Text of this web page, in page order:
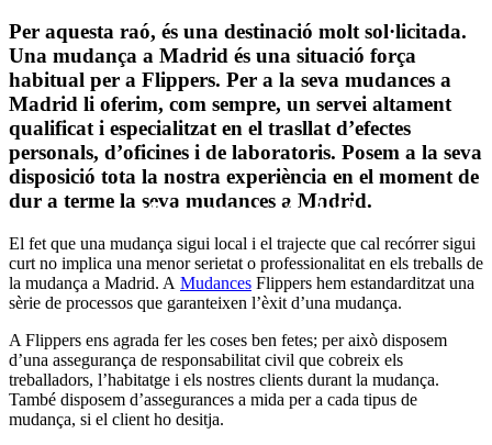
Mudances a Madrid
Per aquesta raó, és una destinació molt sol·licitada.
Una mudança a Madrid és una situació força
habitual per a Flippers. Per a la seva mudances a
Madrid li oferim, com sempre, un servei altament
qualificat i especialitzat en el trasllat d’efectes
personals, d’oficines i de laboratoris. Posem a la seva
disposició tota la nostra experiència en el moment de
dur a terme la seva mudances a Madrid.
El fet que una mudança sigui local i el trajecte que cal recórrer sigui
curt no implica una menor serietat o professionalitat en els treballs de
la mudança a Madrid. A Mudances Flippers hem estandarditzat una
sèrie de processos que garanteixen l’èxit d’una mudança.
A Flippers ens agrada fer les coses ben fetes; per això disposem
d’una assegurança de responsabilitat civil que cobreix els
treballadors, l’habitatge i els nostres clients durant la mudança.
També disposem d’assegurances a mida per a cada tipus de
mudança, si el client ho desitja.